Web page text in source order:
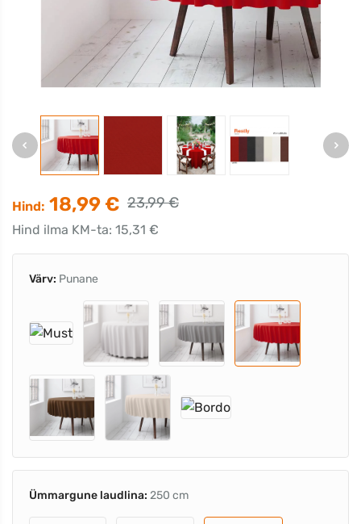
Hind: 18,99 € 23,99 €
Hind ilma KM-ta: 15,31 €
Värv: Punane
Ümmargune laudlina: 250 cm